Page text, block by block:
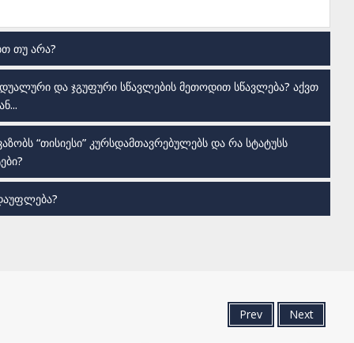
თუ არა?
და ჯგუფური სწავლების მეთოდით სწავლება? აქვთ
“თისიესი” კურსდამთავრებულებს და რა სტატუსს
Prev Next